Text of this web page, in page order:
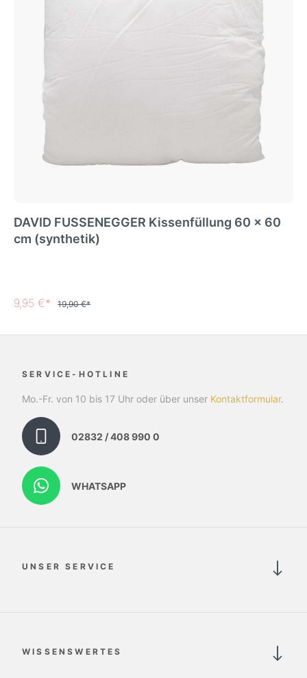
DAVID FUSSENEGGER Kissenfüllung 60 x 60
cm (synthetik)
9,95 €* 19,90 €*
SERVICE-HOTLINE
Mo.-Fr. von 10 bis 17 Uhr oder über unser Kontaktformular.
02832 / 408 990 0
WHATSAPP
UNSER SERVICE
WISSENSWERTES